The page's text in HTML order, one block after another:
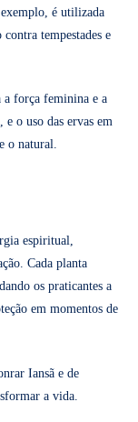
é utilizada
tempestades e
a força feminina e a
e o uso das ervas em
o natural.
espiritual,
Cada planta
os praticantes a
em momentos de
Iansã e de
a vida.